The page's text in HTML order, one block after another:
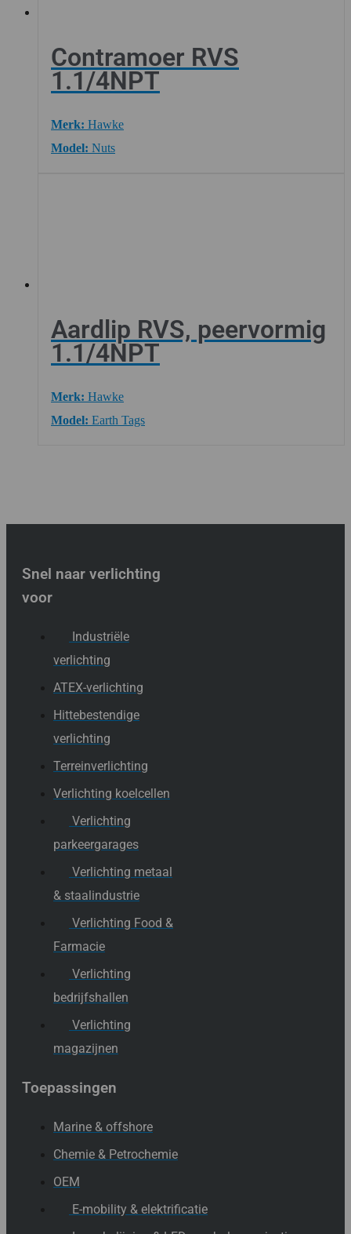
Contramoer RVS
1.1/4NPT
Merk: Hawke
Model: Nuts
Aardlip RVS, peervormig
1.1/4NPT
Merk: Hawke
Model: Earth Tags
Snel naar verlichting
voor
Industriële
verlichting
ATEX-verlichting
Hittebestendige
verlichting
Terreinverlichting
Verlichting koelcellen
Verlichting
parkeergarages
Verlichting metaal
& staalindustrie
Verlichting Food &
Farmacie
Verlichting
bedrijfshallen
Verlichting
magazijnen
Toepassingen
Marine & offshore
Chemie & Petrochemie
OEM
E-mobility & elektrificatie